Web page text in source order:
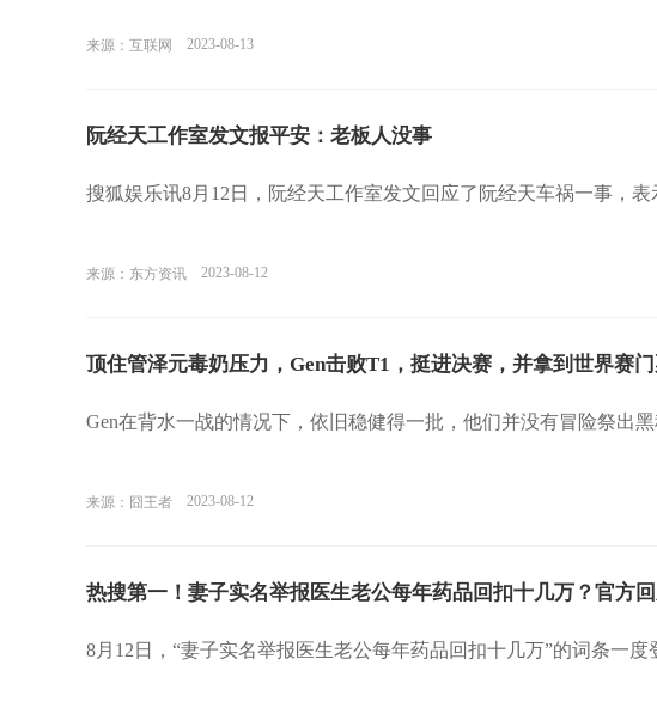
来源：互联网 2023-08-13
阮经天工作室发文报平安：老板人没事
搜狐娱乐讯8月12日，阮经天工作室发文回应了阮经天车祸一事，表
来源：东方资讯 2023-08-12
顶住管泽元毒奶压力，Gen击败T1，挺进决赛，并拿到世界赛
Gen在背水一战的情况下，依旧稳健得一批，他们并没有冒险祭出
来源：囧王者 2023-08-12
热搜第一！妻子实名举报医生老公每年药品回扣十几万？官方回
8月12日，“妻子实名举报医生老公每年药品回扣十几万”的词条一度